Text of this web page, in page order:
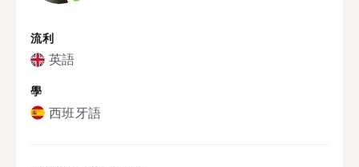
流利
英語
學
西班牙語